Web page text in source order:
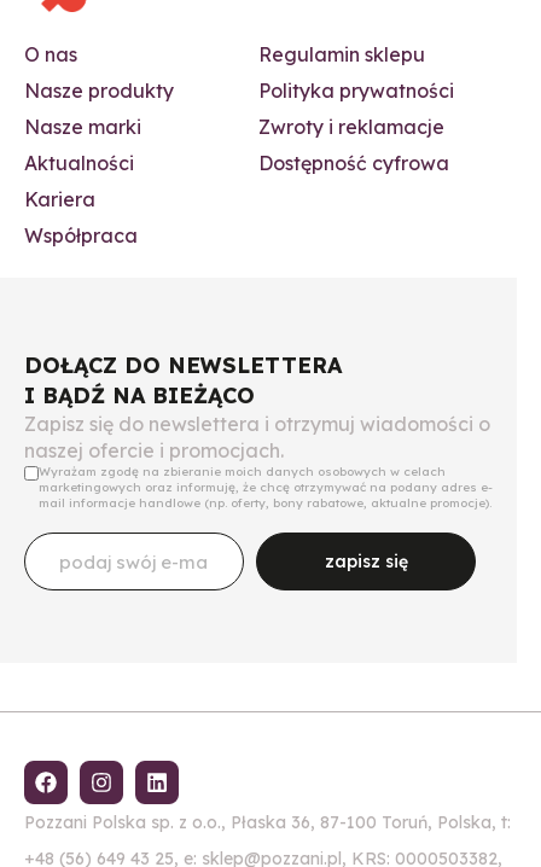
O nas
Nasze produkty
Nasze marki
Aktualności
Kariera
Współpraca
Regulamin sklepu
Polityka prywatności
Zwroty i reklamacje
Dostępność cyfrowa
DOŁĄCZ DO NEWSLETTERA
I BĄDŹ NA BIEŻĄCO
Zapisz się do newslettera i otrzymuj wiadomości o
naszej ofercie i promocjach.
Wyrażam zgodę na zbieranie moich danych osobowych w celach
marketingowych oraz informuję, że chcę otrzymywać na podany adres e-
mail informacje handlowe (np. oferty, bony rabatowe, aktualne promocje).
zapisz się
Pozzani Polska sp. z o.o., Płaska 36, 87-100 Toruń, Polska, t:
+48 (56) 649 43 25, e: sklep@pozzani.pl, KRS: 0000503382,